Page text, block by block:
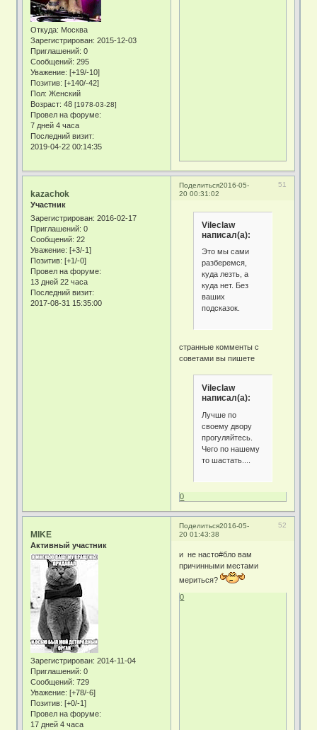
Откуда: Москва
Зарегистрирован: 2015-12-03
Приглашений: 0
Сообщений: 295
Уважение: [+19/-10]
Позитив: [+140/-42]
Пол: Женский
Возраст: 48[1978-03-28]
Провел на форуме:
7 дней 4 часа
Последний визит:
2019-04-22 00:14:35
Поделиться 51
2016-05-
20 00:31:02
kazachok
Участник
Зарегистрирован: 2016-02-17
Приглашений: 0
Сообщений: 22
Уважение: [+3/-1]
Позитив: [+1/-0]
Провел на форуме:
13 дней 22 часа
Последний визит:
2017-08-31 15:35:00
Vileclaw
написал(а):
Это мы сами
разберемся,
куда лезть, а
куда нет. Без
ваших
подсказок.
странные комменты с
советами вы пишете
Vileclaw
написал(а):
Лучше по
своему двору
прогуляйтесь.
Чего по нашему
то шастать....
0
Поделиться 52
2016-05-
20 01:43:38
MIKE
Активный участник
Зарегистрирован: 2014-11-04
Приглашений: 0
Сообщений: 729
Уважение: [+78/-6]
Позитив: [+0/-1]
Провел на форуме:
17 дней 4 часа
и не насто#бло вам
причинными местами
мериться?
0